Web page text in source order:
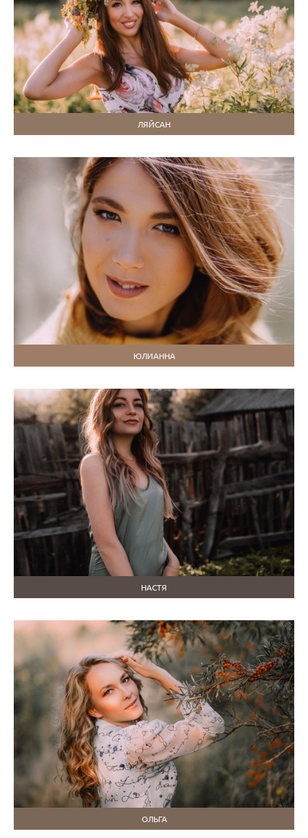
ЛЯЙСАН
ЮЛИАННА
НАСТЯ
ОЛЬГА